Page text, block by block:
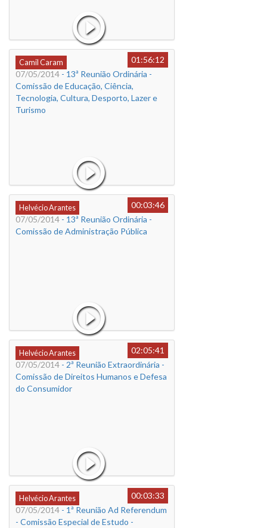
Camil Caram
01:56:12
07/05/2014 - 13ª Reunião Ordinária -
Comissão de Educação, Ciência,
Tecnologia, Cultura, Desporto, Lazer e
Turismo
Helvécio Arantes
00:03:46
07/05/2014 - 13ª Reunião Ordinária -
Comissão de Administração Pública
Helvécio Arantes
02:05:41
07/05/2014 - 2ª Reunião Extraordinária -
Comissão de Direitos Humanos e Defesa
do Consumidor
Helvécio Arantes
00:03:33
07/05/2014 - 1ª Reunião Ad Referendum
- Comissão Especial de Estudo -